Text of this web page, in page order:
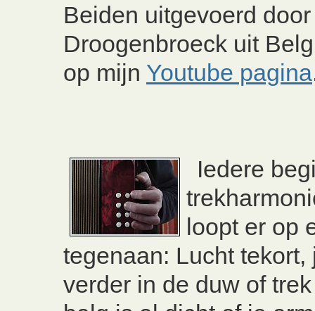
Beiden uitgevoerd
Droogenbroeck uit
op mijn Youtube pagina
Iedere
loopt er op
tegenaan: Lucht tekort,
verder in de duw of